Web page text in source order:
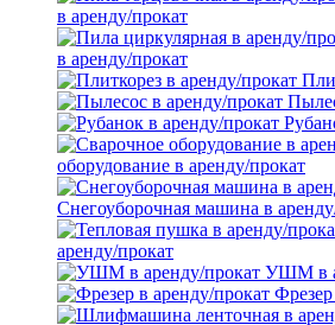
в аренду/прокат
в аренду/прокат
оборудование в аренду/прокат
Снегоуборочная машина в
аренду/прокат
УШМ в